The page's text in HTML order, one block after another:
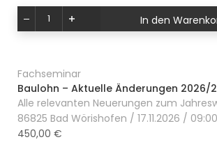
In den
Fachseminar
Baulohn – Aktuelle Änderungen 2026/
Alle relevanten Neuerungen zum
86825 Bad Wörishofen / 17.11.2026 /
450,00 €